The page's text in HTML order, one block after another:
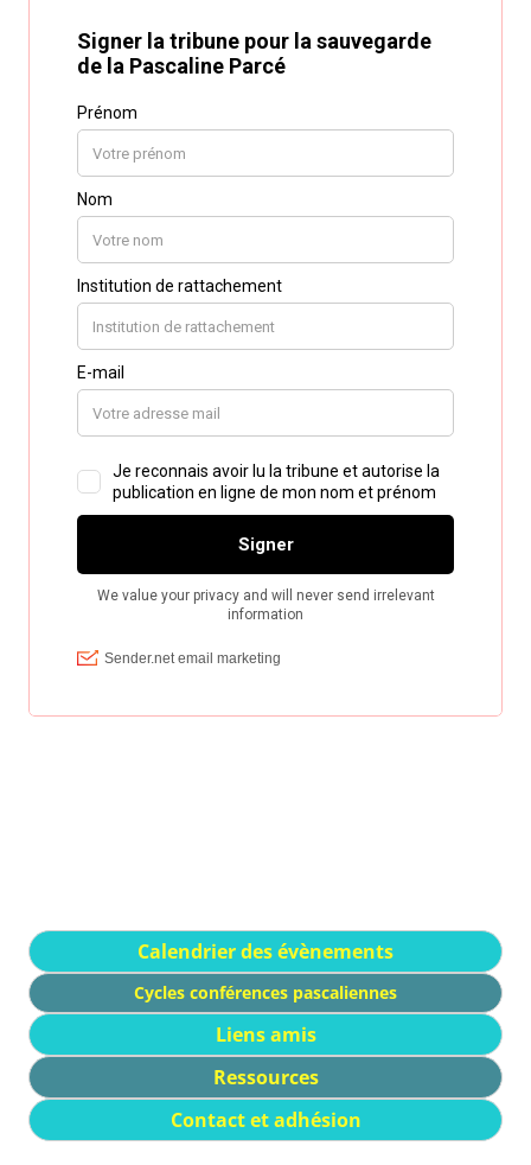
Calendrier des évènements
Cycles conférences pascaliennes
Liens amis
Ressources
Contact et adhésion